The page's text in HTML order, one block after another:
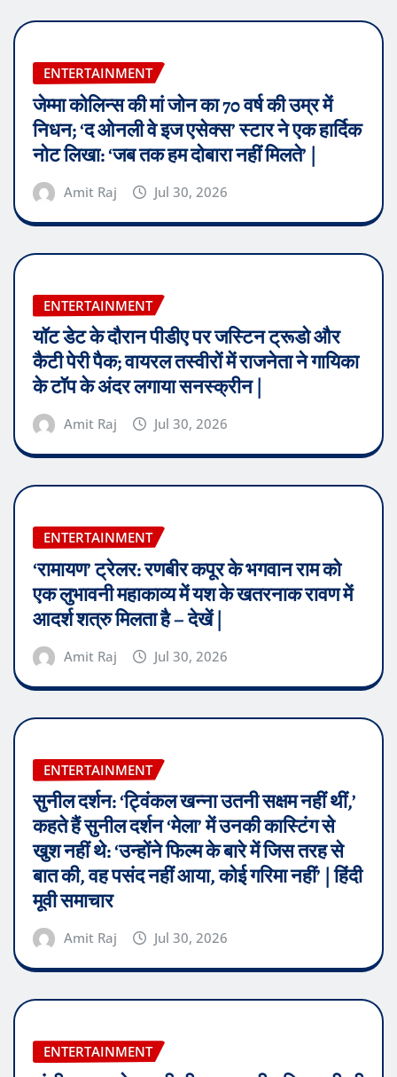
ENTERTAINMENT
जेम्मा कोलिन्स की मां जोन का 70 वर्ष की उम्र में
निधन; ‘द ओनली वे इज एसेक्स’ स्टार ने एक हार्दिक
नोट लिखा: ‘जब तक हम दोबारा नहीं मिलते’ |
Amit Raj Jul 30, 2026
ENTERTAINMENT
यॉट डेट के दौरान पीडीए पर जस्टिन ट्रूडो और
कैटी पेरी पैक; वायरल तस्वीरों में राजनेता ने गायिका
के टॉप के अंदर लगाया सनस्क्रीन |
Amit Raj Jul 30, 2026
ENTERTAINMENT
‘रामायण’ ट्रेलर: रणबीर कपूर के भगवान राम को
एक लुभावनी महाकाव्य में यश के खतरनाक रावण में
आदर्श शत्रु मिलता है – देखें |
Amit Raj Jul 30, 2026
ENTERTAINMENT
सुनील दर्शन: ‘ट्विंकल खन्ना उतनी सक्षम नहीं थीं,’
कहते हैं सुनील दर्शन ‘मेला’ में उनकी कास्टिंग से
खुश नहीं थे: ‘उन्होंने फिल्म के बारे में जिस तरह से
बात की, वह पसंद नहीं आया, कोई गरिमा नहीं’ | हिंदी
मूवी समाचार
Amit Raj Jul 30, 2026
ENTERTAINMENT